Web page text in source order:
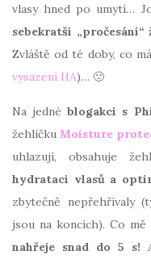
vlasy hned po umytí…
sebekratší „pročesání“
Zvláště od té doby, co
vysazení HA)… 🙁
Na jednéblogakci s
žehličku Moisture
uhlazují, obsahuje
hydrataci vlasů a
zbytečně nepřehřívaly
jsou na koncích). Co
nahřeje snad do 5 s!